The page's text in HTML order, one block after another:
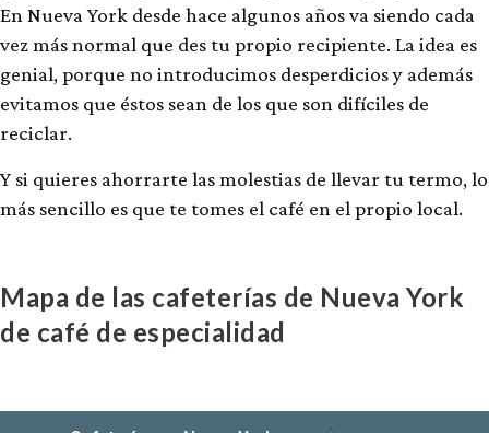
En Nueva York desde hace algunos años va siendo cada
vez más normal que des tu propio recipiente. La idea es
genial, porque no introducimos desperdicios y además
evitamos que éstos sean de los que son difíciles de
reciclar.
Y si quieres ahorrarte las molestias de llevar tu termo, lo
más sencillo es que te tomes el café en el propio local.
Mapa de las cafeterías de Nueva York
de café de especialidad